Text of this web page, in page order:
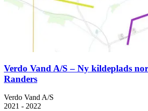
Verdo Vand A/S – Ny kildeplads
Randers
Verdo Vand A/S
2021 - 2022